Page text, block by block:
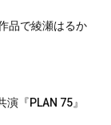
品で綾瀬はるか
『PLAN 75』